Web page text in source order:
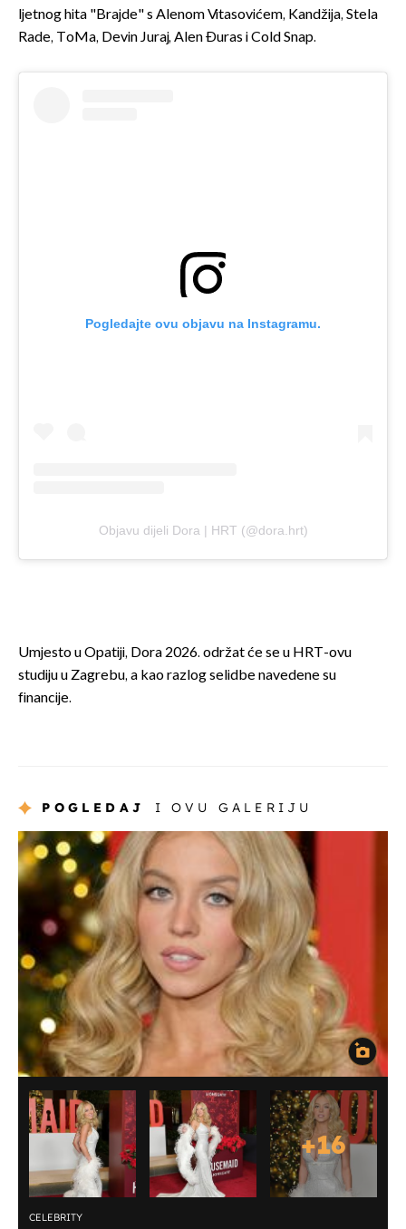
ljetnog hita "Brajde" s Alenom Vitasovićem, Kandžija, Stela
Rade, ToMa, Devin Juraj, Alen Đuras i Cold Snap.
Pogledajte ovu objavu na Instagramu.
Objavu dijeli Dora | HRT (@dora.hrt)
Umjesto u Opatiji, Dora 2026. održat će se u HRT-ovu
studiju u Zagrebu, a kao razlog selidbe navedene su
financije.
POGLEDAJ I OVU GALERIJU
+16
CELEBRITY